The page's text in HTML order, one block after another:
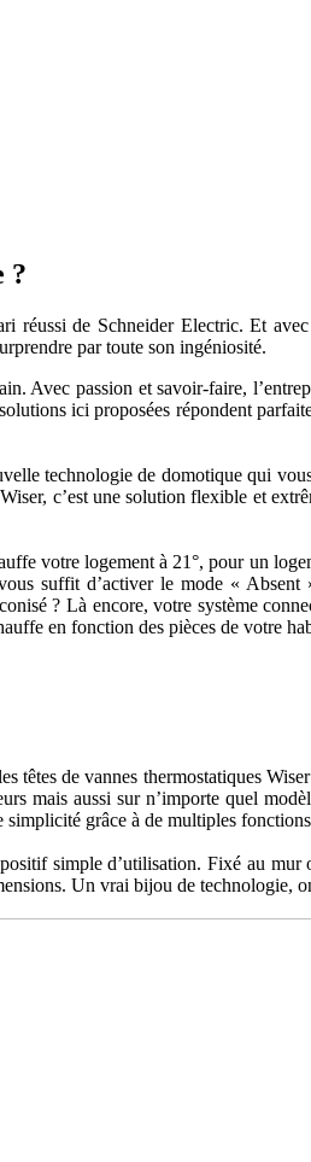
?
de Schneider Electric. Et
par toute son ingéniosité.
passion et savoir-faire,
ici proposées répondent
technologie de domotique qui
c’est une solution flexible et
votre logement à 21°, pour un
suffit d’activer le mode «
? Là encore, votre système
en fonction des pièces de votre
têtes de vannes thermostatiques
mais aussi sur n’importe quel
simplicité grâce à de multiples
simple d’utilisation. Fixé au
Un vrai bijou de technologie,